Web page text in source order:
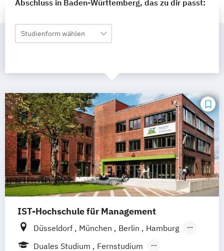
Abschluss in Baden-Württemberg, das zu dir passt:
Studienform wählen
IST-Hochschule für Management
Düsseldorf München Berlin
Hamburg
Weil am Rhein
Frankfurt am Main
Duales Studium
Fernstudium